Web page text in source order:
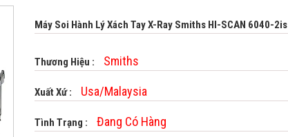
Máy Soi Hành Lý Xách Tay X-Ray Smiths HI-SCAN 6040-2is
Thương Hiệu : Smiths
Xuất Xứ : Usa/Malaysia
Tình Trạng : Đang Có Hàng